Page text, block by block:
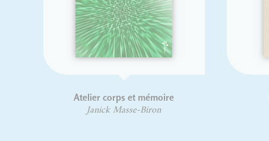
Atelier corps et mémoire
Janick Masse-Biron